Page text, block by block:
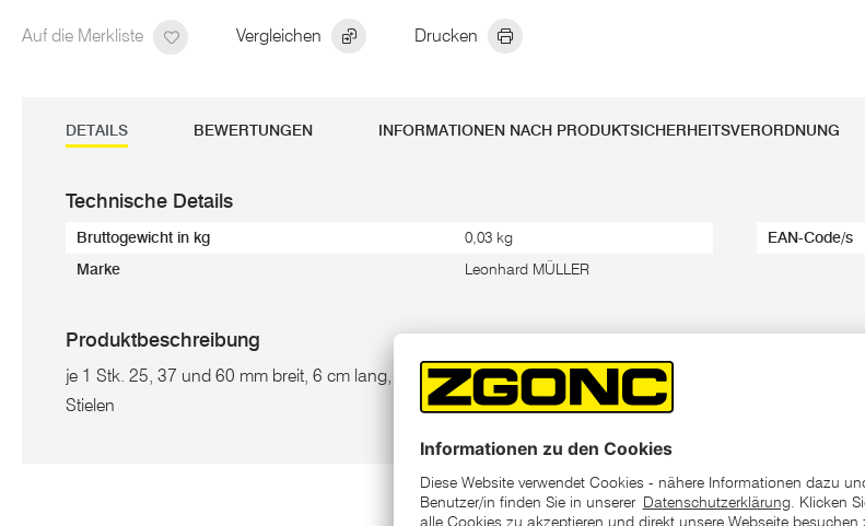
Auf die Merkliste Vergleichen Drucken
DETAILS BEWERTUNGEN INFORMATIONEN NACH PRODUKTSICHERHEITSVERORDNUNG
Technische Details
Bruttogewicht in kg 0,03 kg
Marke Leonhard MÜLLER
EAN-Code/s
Produktbeschreibung
je 1 Stk. 25, 37 und 60 mm breit, 6 cm lang, aus Buchen-Hartholz, zum Befestigen von
Stielen